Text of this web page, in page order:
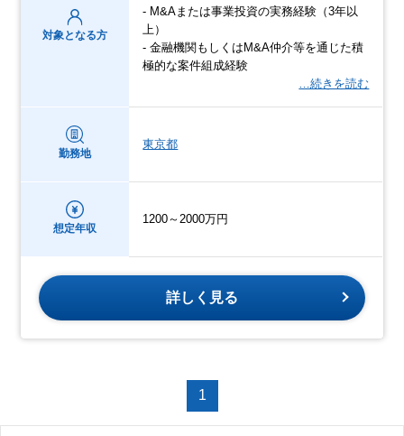
対象となる方
- M&Aまたは事業投資の実務経験（3年以
上）
- 金融機関もしくはM&A仲介等を通じた積
極的な案件組成経験
…続きを読む
勤務地
東京都
想定年収
1200～2000万円
詳しく見る
1